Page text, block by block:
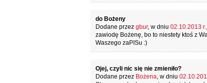
do Bożeny
Dodane przez gbur, w dniu 02.10.2013
zawiodę Bożenę, bo to niestety ktoś z
Waszego zaPISu :)
Ojej, czyli nic się nie zmieniło?
Dodane przez Bożena, w dniu